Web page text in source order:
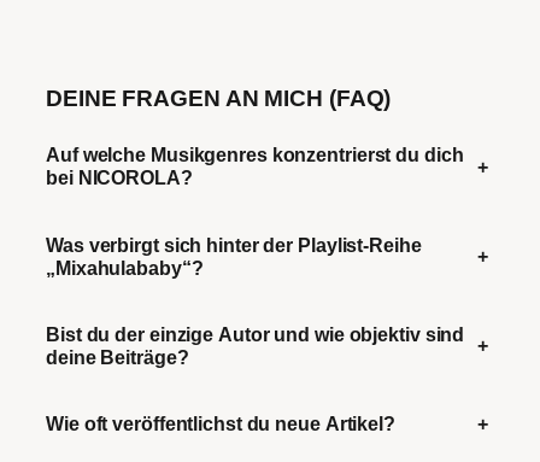
DEINE FRAGEN AN MICH (FAQ)
Auf welche Musikgenres konzentrierst du dich
bei NICOROLA?
+
Was verbirgt sich hinter der Playlist-Reihe
„Mixahulababy“?
+
Bist du der einzige Autor und wie objektiv sind
deine Beiträge?
+
Wie oft veröffentlichst du neue Artikel? +